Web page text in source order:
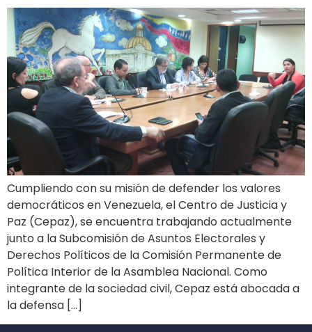
Cumpliendo con su misión de defender los valores
democráticos en Venezuela, el Centro de Justicia y
Paz (Cepaz), se encuentra trabajando actualmente
junto a la Subcomisión de Asuntos Electorales y
Derechos Políticos de la Comisión Permanente de
Política Interior de la Asamblea Nacional. Como
integrante de la sociedad civil, Cepaz está abocada a
la defensa […]